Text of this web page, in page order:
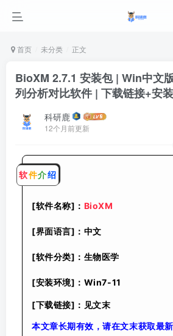
首页 未分类 正文
BioXM 2.7.1 安装包 | Win中文
列分析对比软件 | 下载链接+安
科研鹿
12个月前更新
软件介绍
[软件名称]： BioXM
[界面语言]：中文
[软件分类]： 生物医学
[安装环境]：Win7-11
[下载链接]：见文末
本文章长期有效，请在文末获取最新